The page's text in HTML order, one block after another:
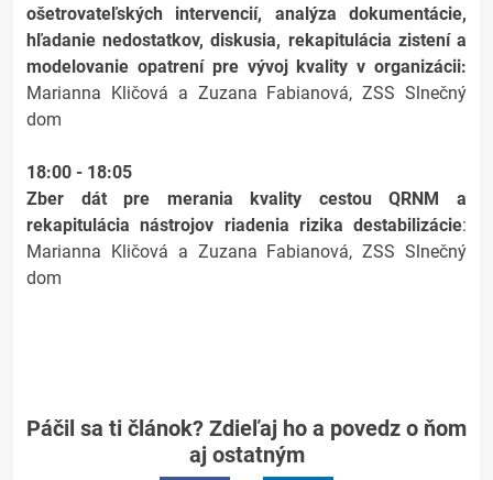
ošetrovateľských intervencií, analýza dokumentácie,
hľadanie nedostatkov, diskusia, rekapitulácia zistení a
modelovanie opatrení pre vývoj kvality v organizácii:
Marianna Kličová a Zuzana Fabianová, ZSS Slnečný
dom
18:00 - 18:05
Zber dát pre merania kvality cestou QRNM a
rekapitulácia nástrojov riadenia rizika destabilizácie:
Marianna Kličová a Zuzana Fabianová, ZSS Slnečný
dom
Páčil sa ti článok? Zdieľaj ho a povedz o ňom
aj ostatným